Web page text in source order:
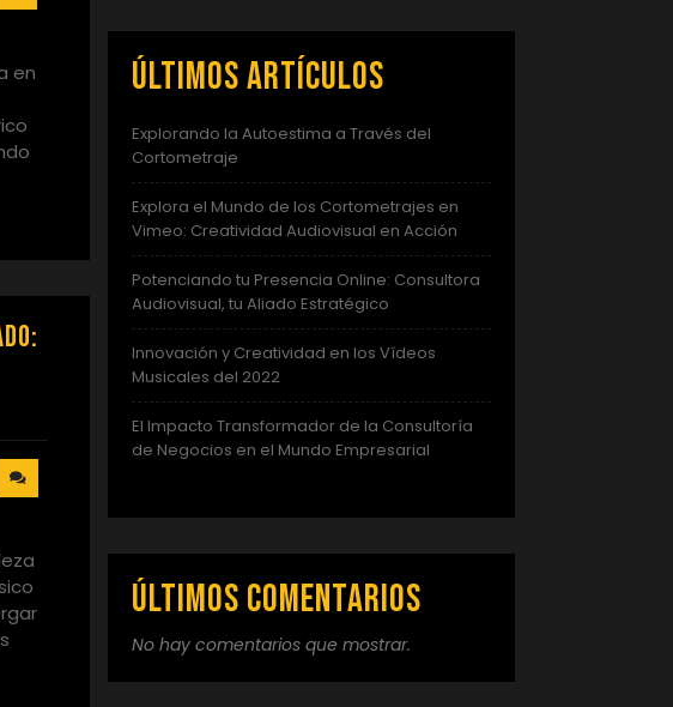
en
Últimos artículos
Explorando la Autoestima a Través del
Cortometraje
Explora el Mundo de los Cortometrajes en
Vimeo: Creatividad Audiovisual en Acción
Potenciando tu Presencia Online: Consultora
Audiovisual, tu Aliado Estratégico
Innovación y Creatividad en los Vídeos
Musicales del 2022
El Impacto Transformador de la Consultoría
de Negocios en el Mundo Empresarial
Últimos comentarios
No hay comentarios que mostrar.